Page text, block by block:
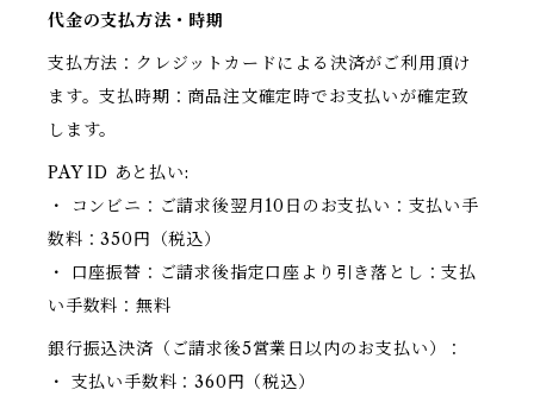
代金の支払方法・時期
支払方法：クレジットカードによる決済がご利用頂け
ます。支払時期：商品注文確定時でお支払いが確定致
します。
PAY ID あと払い:
・ コンビニ：ご請求後翌月10日のお支払い：支払い手
数料：350円（税込）
・ 口座振替：ご請求後指定口座より引き落とし：支払
い手数料：無料
銀行振込決済（ご請求後5営業日以内のお支払い）：
・ 支払い手数料：360円（税込）